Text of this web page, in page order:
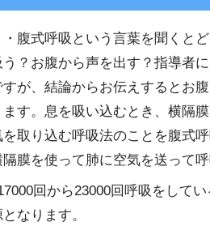
腹式呼吸という言葉を聞くと
？お腹から声を出す？指導者
すが、結論からお伝えするとお
す。息を吸い込むとき、横隔
取り込む呼吸法のことを腹式
膜を使って肺に空気を送って
回から23000回呼吸をして
なります。